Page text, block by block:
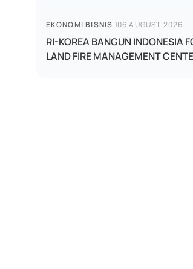
EKONOMI BISNIS |06 AUGUST 2026
RI-KOREA BANGUN INDONESIA
LAND FIRE MANAGEMENT